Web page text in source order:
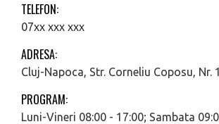
TELEFON:
07xx xxx xxx
ADRESA:
Cluj-Napoca, Str. Corneliu Coposu, Nr.
PROGRAM:
Luni-Vineri 08:00 - 17:00; Sambata